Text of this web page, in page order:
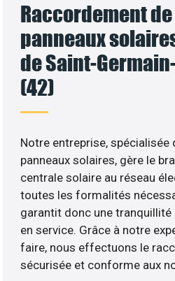
Raccordement
panneaux
de Saint-
(42)
Notre entreprise, spécialisée
panneaux solaires, gère le
centrale solaire au réseau
toutes les formalités
garantit donc une tranquillité
en service. Grâce à notre
faire, nous effectuons le
sécurisée et conforme aux